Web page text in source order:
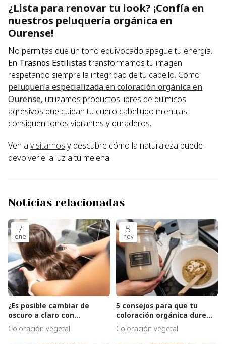
¿Lista para renovar tu look? ¡Confía en
nuestros peluquería orgánica en
Ourense!
No permitas que un tono equivocado apague tu energía.
En Trasnos Estilistastransformamos tu imagen
respetando siempre la integridad de tu cabello. Como
peluquería especializada en coloración orgánica en
Ourense, utilizamos productos libres de químicos
agresivos que cuidan tu cuero cabelludo mientras
consiguen tonos vibrantes y duraderos.
Ven a visitarnos y descubre cómo la naturaleza puede
devolverle la luz a tu melena.
Noticias relacionadas
7
ene
¿Es posible cambiar de
oscuro a claro con
coloraciones sensibles?
Coloración vegetal
5
nov
5 consejos para que tu
coloración orgánica dure
mucho más
Coloración vegetal